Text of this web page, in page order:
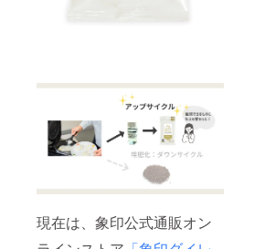
現在は、象印公式通販オン